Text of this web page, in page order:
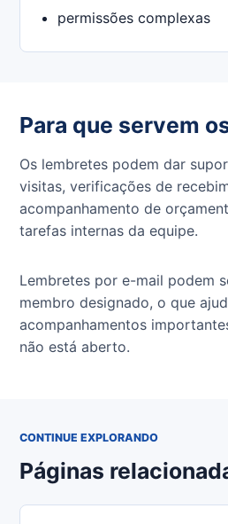
permissões complexas
Para que servem
Os lembretes podem dar
visitas, verificações de
acompanhamento de
tarefas internas da equipe.
Lembretes por e-mail podem
membro designado, o que
acompanhamentos
não está aberto.
CONTINUE EXPLORANDO
Páginas